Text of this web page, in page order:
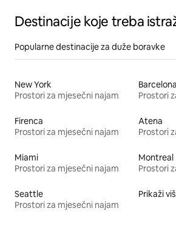
Destinacije koje treba
Popularne destinacije za duže boravke
New York
Prostori za mjesečni najam
Barcelona
Prostori
Firenca
Prostori za mjesečni najam
Atena
Prostori
Miami
Prostori za mjesečni najam
Montreal
Prostori
Seattle
Prostori za mjesečni najam
Prikaži